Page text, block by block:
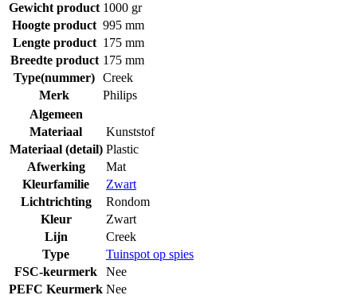
Gewicht product 1000 gr
Hoogte product 995 mm
Lengte product 175 mm
Breedte product 175 mm
Type(nummer) Creek
Merk
Philips
Algemeen
Materiaal
Kunststof
Materiaal (detail) Plastic
Afwerking
Mat
Kleurfamilie
Zwart
Lichtrichting
Rondom
Kleur
Zwart
Lijn
Creek
Type
Tuinspot op spies
FSC-keurmerk
Nee
PEFC Keurmerk Nee